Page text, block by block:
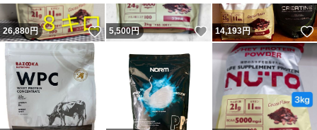
26,880円 いいね！
5,500円 いいね！
14,193円